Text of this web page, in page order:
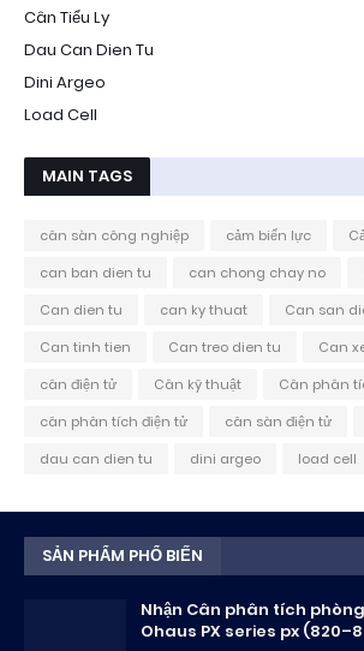
Cân Tiểu Ly
Dau Can Dien Tu
Dini Argeo
Load Cell
MAIN TAGS
cân sàn công nghiệp cảm biến lực
can ban dien tu
can chong chay no
Can dien tu
can ky thuat
Can san
Can tinh tien
Can treo dien tu
Can
cân điện tử
Cân kỹ thuật
Cân phân
cân phân tích điện tử
cân sàn điện tử
dau can dien tu
dini argeo load cell
SẢN PHẨM PHỔ BIẾN
Nhận Cân phân tích
Ohaus PX series px